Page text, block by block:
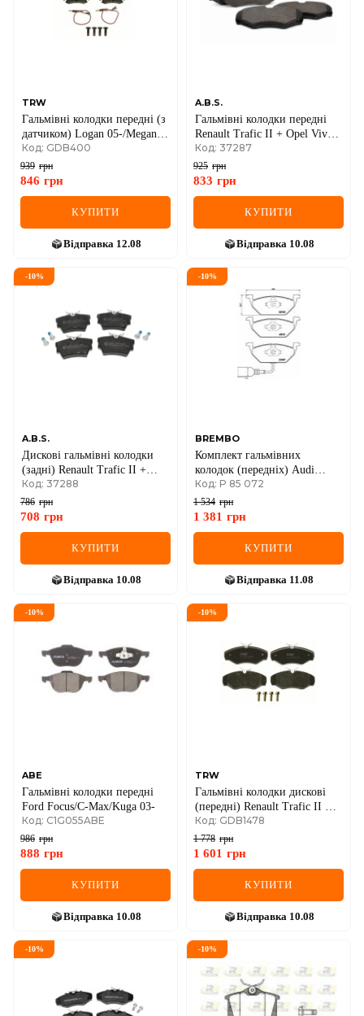
TRW
Гальмівні колодки передні (з
датчиком) Logan 05-/Megane
96-03/Clio 91-05
Код: GDB400
939 грн
846 грн
КУПИТИ
Відправка 12.08
A.B.S.
Гальмівні колодки передні
Renault Trafic II + Opel Vivaro
A 01->14
Код: 37287
925 грн
833 грн
КУПИТИ
Відправка 10.08
-10%
A.B.S.
Дискові гальмівні колодки
(задні) Renault Trafic II +
Opel Vivaro A 01->14 /
Renault Trafic III + Opel
Vivaro B 14->
Код: 37288
786 грн
708 грн
КУПИТИ
Відправка 10.08
-10%
BREMBO
Комплект гальмівних
колодок (передніх) Audi
A3/Skoda Octavia 96-13/Fabia
99-/VW Caddy/Golf 96-15
(+датчик)
Код: P 85 072
1 534 грн
1 381 грн
КУПИТИ
Відправка 11.08
-10%
ABE
Гальмівні колодки передні
Ford Focus/C-Max/Kuga 03-
Код: C1G055ABE
986 грн
888 грн
КУПИТИ
Відправка 10.08
-10%
TRW
Гальмівні колодки дискові
(передні) Renault Trafic II +
Opel Vivaro A 01->14
Код: GDB1478
1 778 грн
1 601 грн
КУПИТИ
Відправка 10.08
-10% -10%